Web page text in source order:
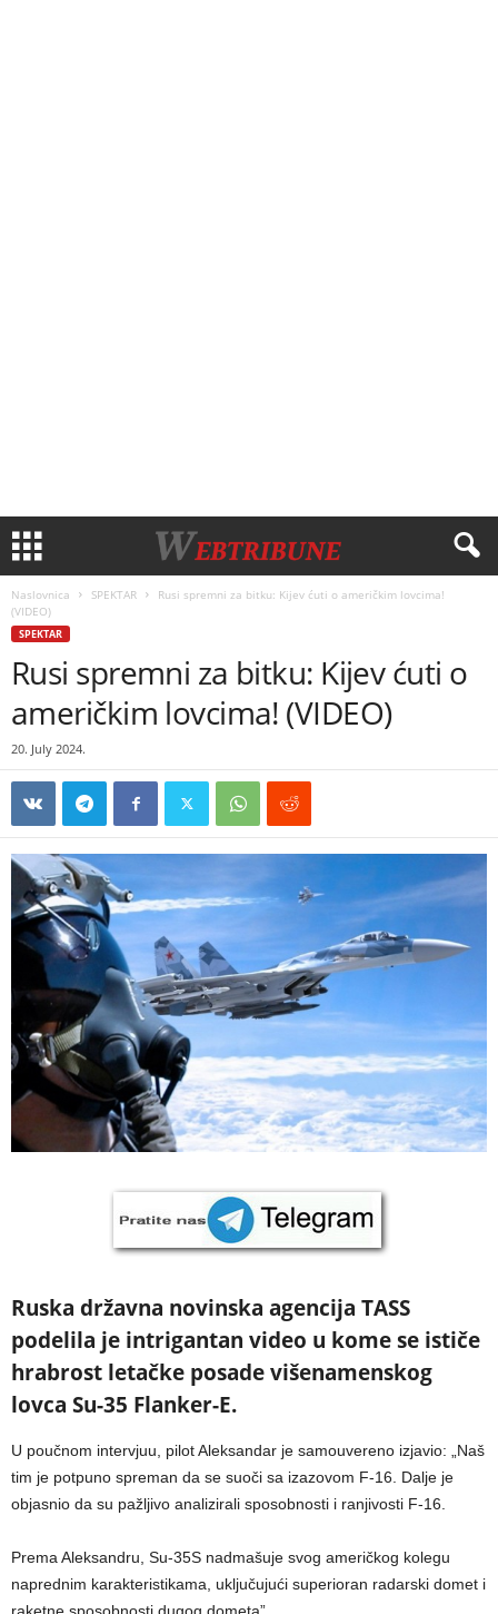
Naslovnica SPEKTAR
Rusi spremni za bitku: Kijev ćuti o američkim lovcima!
(VIDEO)
SPEKTAR
Rusi spremni za bitku: Kijev ćuti o
američkim lovcima! (VIDEO)
20. July 2024.
Ruska državna novinska agencija TASS
podelila je intrigantan video u kome se ističe
hrabrost letačke posade višenamenskog
lovca Su-35 Flanker-E.
U poučnom intervjuu, pilot Aleksandar je samouvereno izjavio: „Naš
tim je potpuno spreman da se suoči sa izazovom F-16. Dalje je
objasnio da su pažljivo analizirali sposobnosti i ranjivosti F-16.
Prema Aleksandru, Su-35S nadmašuje svog američkog kolegu
naprednim karakteristikama, uključujući superioran radarski domet i
raketne sposobnosti dugog dometa”.